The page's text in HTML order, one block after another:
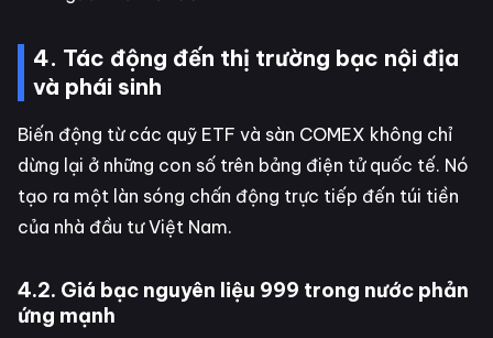
4. Tác động đến thị trường bạc nội địa
và phái sinh
Biến động từ các quỹ ETF và sàn COMEX không chỉ
dừng lại ở những con số trên bảng điện tử quốc tế. Nó
tạo ra một làn sóng chấn động trực tiếp đến túi tiền
của nhà đầu tư Việt Nam.
4.2. Giá bạc nguyên liệu 999 trong nước phản
ứng mạnh